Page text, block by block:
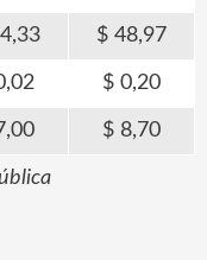
48,97
0,20
8,70